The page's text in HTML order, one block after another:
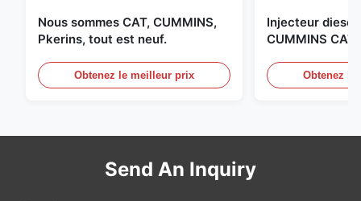
Nous sommes CAT, CUMMINS,
Pkerins, tout est neuf.
Obtenez le meilleur prix
Injecteur diesel
CUMMINS CAT
Obtenez
Send An Inquiry